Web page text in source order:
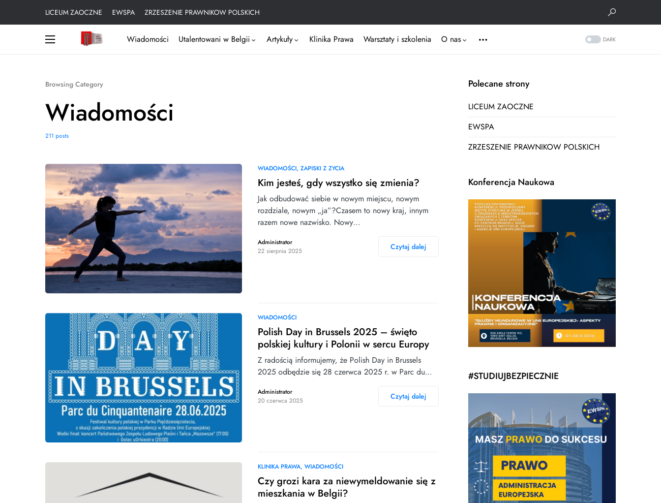
LICEUM ZAOCZNE EWSPA ZRZESZENIE PRAWNIKOW POLSKICH
Wiadomości Utalentowani w Belgii Artykuły Klinika Prawa Warsztaty i szkolenia O nas DARK
Browsing Category
Wiadomości
211 posts
WIADOMOŚCI ZAPISKI Z ZYCIA
Kim jesteś, gdy wszystko się zmienia?
Jak odbudować siebie w nowym miejscu, nowym
rozdziale, nowym „ja”?Czasem to nowy kraj, innym
razem nowe nazwisko. Nowy…
Administrator
22 sierpnia 2025
Czytaj dalej
WIADOMOŚCI
Polish Day in Brussels 2025 – święto
polskiej kultury i Polonii w sercu Europy
Z radością informujemy, że Polish Day in Brussels
2025 odbędzie się 28 czerwca 2025 r. w Parc du…
Administrator
20 czerwca 2025
Czytaj dalej
KLINIKA PRAWA WIADOMOŚCI
Czy grozi kara za niewymeldowanie się z
mieszkania w Belgii?
Polecane strony
LICEUM ZAOCZNE
EWSPA
ZRZESZENIE PRAWNIKOW POLSKICH
Konferencja Naukowa
#STUDIUJBEZPIECZNIE